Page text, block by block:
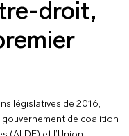
droit,
législatives de 2016,
gouvernement de coalition